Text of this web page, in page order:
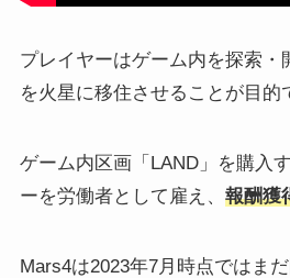
プレイヤーはゲーム内を探索・
を火星に移住させることが目的
ゲーム内区画「LAND」を購入
ーを労働者として雇え、 報酬獲
Mars4は2023年7月時点ではま